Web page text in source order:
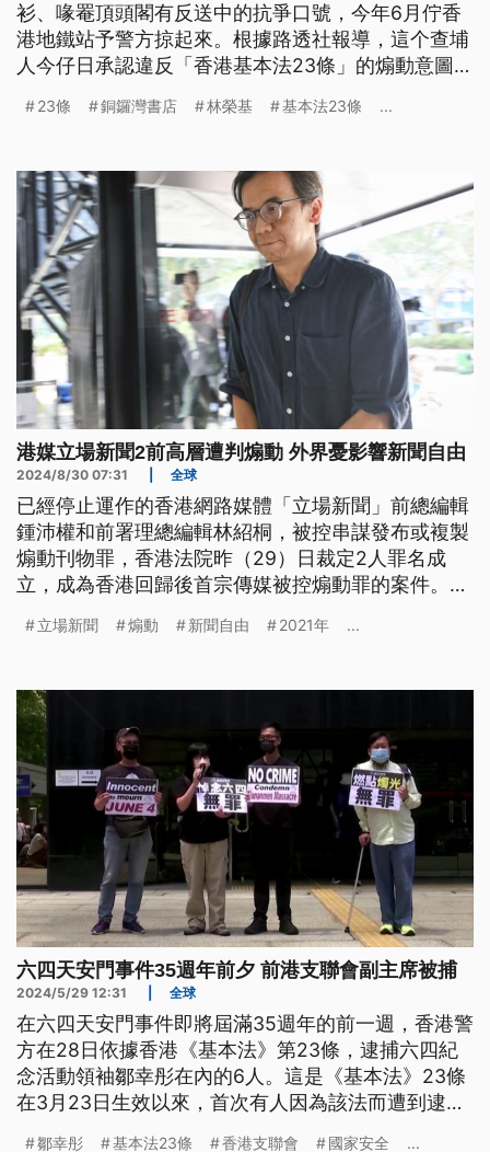
衫、喙罨頂頭閣有反送中的抗爭口號，今年6月佇香
港地鐵站予警方掠起來。根據路透社報導，這个查埔
人今仔日承認違反「香港基本法23條」的煽動意圖
（這條新聞標題、前言是臺語文。）
23條 銅鑼灣書店 林榮基 基本法23條 ...
港媒立場新聞2前高層遭判煽動 外界憂影響新聞自由
2024/8/30 07:31 全球
已經停止運作的香港網路媒體「立場新聞」前總編輯
鍾沛權和前署理總編輯林紹桐，被控串謀發布或複製
煽動刊物罪，香港法院昨（29）日裁定2人罪名成
立，成為香港回歸後首宗傳媒被控煽動罪的案件。2
效應，削弱新聞自由。
立場新聞 煽動 新聞自由 2021年 ...
六四天安門事件35週年前夕 前港支聯會副主席被捕
2024/5/29 12:31 全球
在六四天安門事件即將屆滿35週年的前一週，香港警
方在28日依據香港《基本法》第23條，逮捕六四紀
念活動領袖鄒幸彤在內的6人。這是《基本法》23條
在3月23日生效以來，首次有人因為該法而遭到逮
鄒幸彤 基本法23條 香港支聯會 國家安全 ...